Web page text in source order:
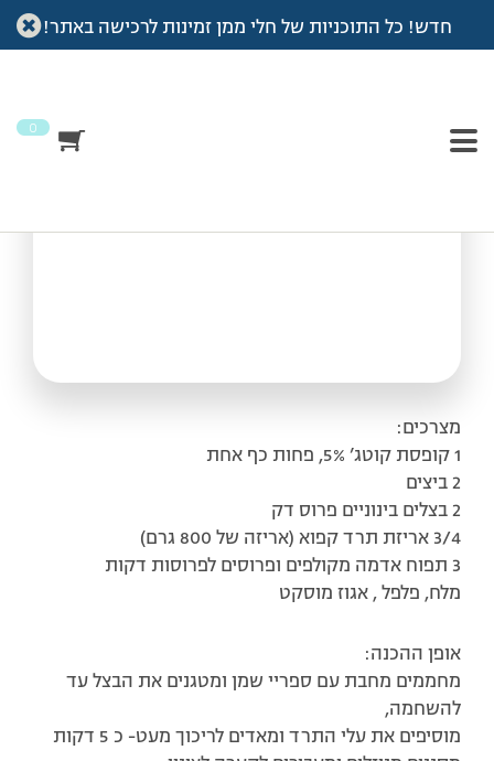
חדש! כל התוכניות של חלי ממן זמינות לרכישה באתר!
0
עמוד הבית >מתכונים> פשטידת תרד ובצל
מצרכים:
1 קופסת קוטג’ 5%, פחות כף אחת
2 ביצים
2 בצלים בינוניים פרוס דק
3/4 אריזת תרד קפוא (אריזה של 800 גרם)
3 תפוח אדמה מקולפים ופרוסים לפרוסות דקות
מלח, פלפל , אגוז מוסקט
אופן ההכנה:
מחממים מחבת עם ספריי שמן ומטגנים את הבצל עד
להשחמה,
מוסיפים את עלי התרד ומאדים לריכוך מעט- כ 5 דקות